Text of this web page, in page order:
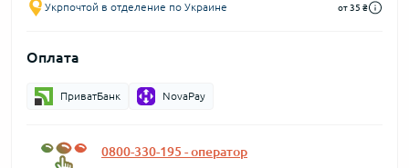
Укрпочтой в отделение по Украине от 35 ₴
Оплата
ПриватБанк NovaPay
0800-330-195 - оператор